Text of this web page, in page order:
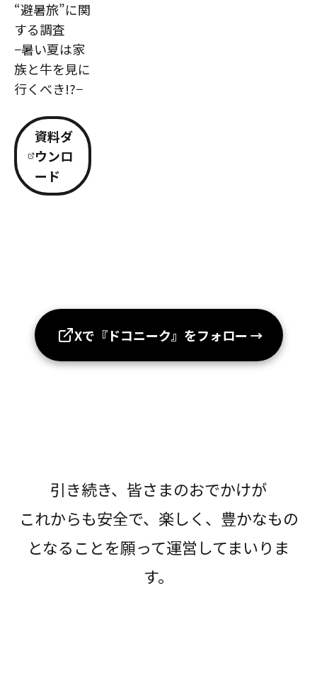
“避暑旅”に関
する調査
−暑い夏は家
族と牛を見に
行くべき!?−
資料ダ
ウンロ
ード
Xで『ドコニーク』をフォロー →
引き続き、皆さまのおでかけが
これからも安全で、楽しく、豊かなもの
となることを願って運営してまいりま
す。